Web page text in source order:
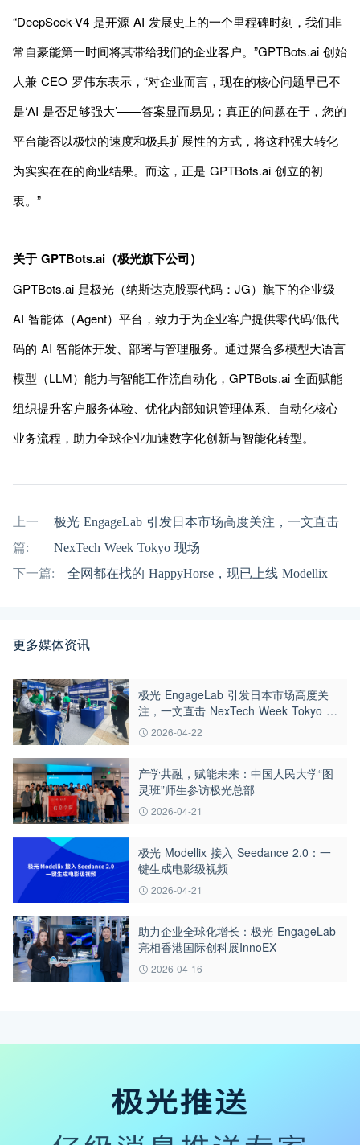
“DeepSeek-V4 是开源 AI 发展史上的一个里程碑时刻，我们非
常自豪能第一时间将其带给我们的企业客户。”GPTBots.ai 创始
人兼 CEO 罗伟东表示，“对企业而言，现在的核心问题早已不
是‘AI 是否足够强大’——答案显而易见；真正的问题在于，您的
平台能否以极快的速度和极具扩展性的方式，将这种强大转化
为实实在在的商业结果。而这，正是 GPTBots.ai 创立的初
衷。”
关于 GPTBots.ai（极光旗下公司）
GPTBots.ai 是极光（纳斯达克股票代码：JG）旗下的企业级
AI 智能体（Agent）平台，致力于为企业客户提供零代码/低代
码的 AI 智能体开发、部署与管理服务。通过聚合多模型大语言
模型（LLM）能力与智能工作流自动化，GPTBots.ai 全面赋能
组织提升客户服务体验、优化内部知识管理体系、自动化核心
业务流程，助力全球企业加速数字化创新与智能化转型。
上一
篇:
极光 EngageLab 引发日本市场高度关注，一文直击
NexTech Week Tokyo 现场
下一篇:
全网都在找的 HappyHorse，现已上线 Modellix
更多媒体资讯
极光 EngageLab 引发日本市场高度关
注，一文直击 NexTech Week Tokyo 现
场 2026-04-22
产学共融，赋能未来：中国人民大学“图
灵班”师生参访极光总部
2026-04-21
极光 Modellix 接入 Seedance 2.0：一
键生成电影级视频
2026-04-21
助力企业全球化增长：极光 EngageLab
亮相香港国际创科展InnoEX
2026-04-16